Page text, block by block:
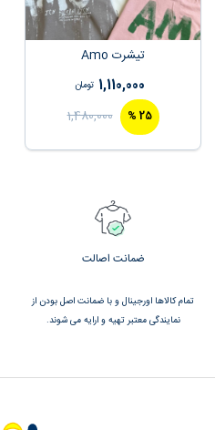
تیشرت Amo
1,110,000 تومان
25
%
1,480,000
ضمانت اصالت
تمام کالاها اورجینال و با ضمانت اصل بودن از
نمایندگی معتبر تهیه و ارایه می شوند.